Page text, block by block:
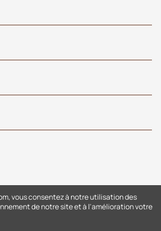
Réservés.
vous consentez à notre utilisation des
de notre site et à l'amélioration votre